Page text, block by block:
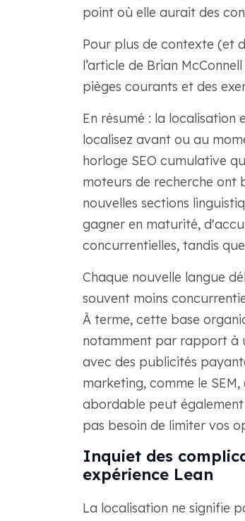
point où elle aurait des
Pour plus de contexte (et
l’article de Brian
pièges courants et des
En résumé : la localisation
localisez avant ou au
horloge SEO cumulative
moteurs de recherche ont
nouvelles sections
gagner en maturité,
concurrentielles, tandis
Chaque nouvelle langue
souvent moins
À terme, cette base
notamment par rapport à
avec des publicités
marketing, comme le
abordable peut
pas besoin de limiter vos
Inquiet des
expérience Lean
La localisation ne signifie